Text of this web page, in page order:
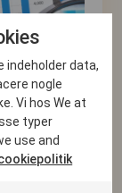
indeholder data,
nogle
Vi hos We at
typer
use and